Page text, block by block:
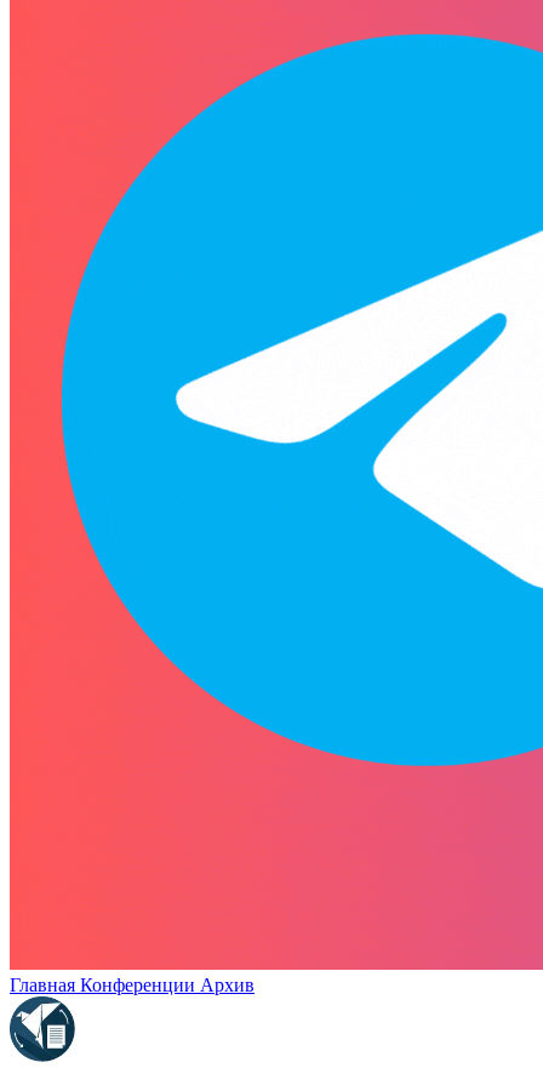
Главная Конференции Архив